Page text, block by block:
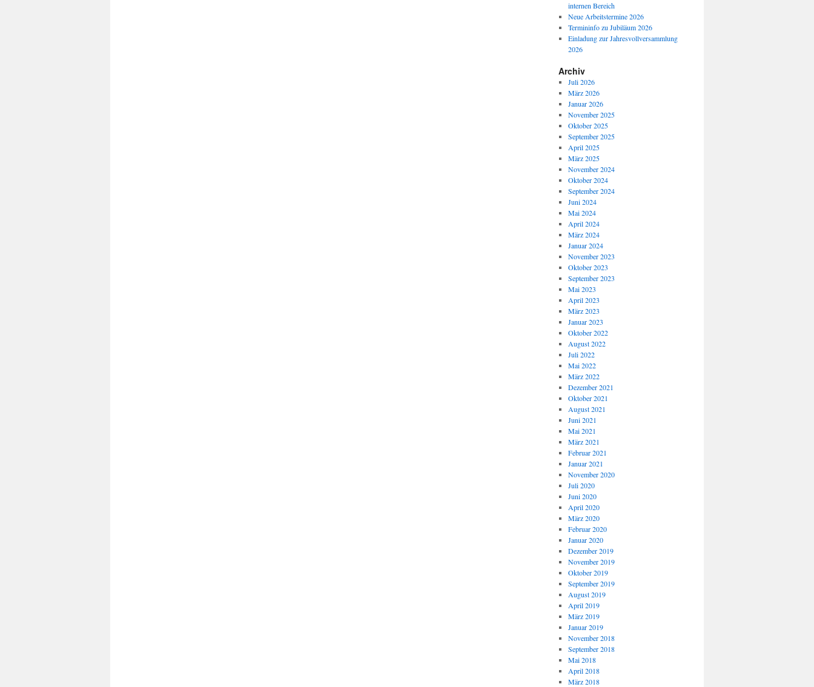
internen Bereich
Neue Arbeitstermine 2026
Termininfo zu Jubiläum 2026
Einladung zur Jahresvollversammlung
2026
Archiv
Juli 2026
März 2026
Januar 2026
November 2025
Oktober 2025
September 2025
April 2025
März 2025
November 2024
Oktober 2024
September 2024
Juni 2024
Mai 2024
April 2024
März 2024
Januar 2024
November 2023
Oktober 2023
September 2023
Mai 2023
April 2023
März 2023
Januar 2023
Oktober 2022
August 2022
Juli 2022
Mai 2022
März 2022
Dezember 2021
Oktober 2021
August 2021
Juni 2021
Mai 2021
März 2021
Februar 2021
Januar 2021
November 2020
Juli 2020
Juni 2020
April 2020
März 2020
Februar 2020
Januar 2020
Dezember 2019
November 2019
Oktober 2019
September 2019
August 2019
April 2019
März 2019
Januar 2019
November 2018
September 2018
Mai 2018
April 2018
März 2018